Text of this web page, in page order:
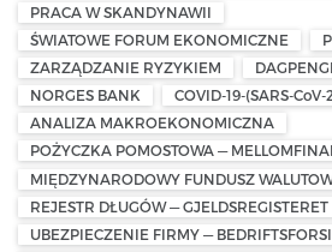
PRACA W SKANDYNAWII
ŚWIATOWE FORUM EKONOMICZNE
ZARZĄDZANIE RYZYKIEM
NORGES BANK
COVID-19-(SARS-CoV-
ANALIZA MAKROEKONOMICZNA
POŻYCZKA POMOSTOWA —
MIĘDZYNARODOWY FUNDUSZ
REJESTR DŁUGÓW — GJELDSREGISTERET
UBEZPIECZENIE FIRMY —